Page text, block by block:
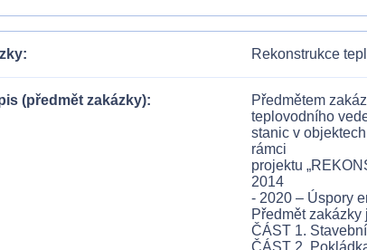
Rekonstrukce
(předmět zakázky)
Předmětem
teplovodního
stanic v
rámci
projektu
2014
- 2020 – Úspory
Předmět
ČÁST 1.